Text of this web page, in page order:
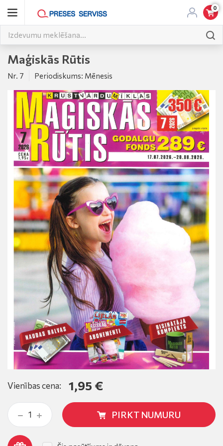
0
Maģiskās Rūtis
Nr. 7 Periodiskums: Mēnesis
Vienības cena: 1,95 €
PIRKT NUMURU